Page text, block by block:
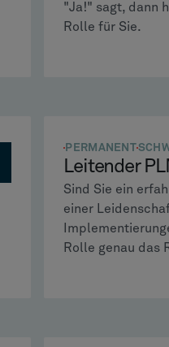
"Ja!" sagt, dann
Rolle für Sie.
PERMANENT
Leitender
Sind Sie ein
einer
Rolle genau das